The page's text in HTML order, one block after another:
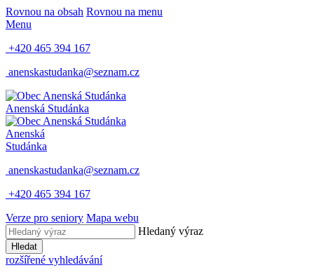
Rovnou na obsah Rovnou na menu
Menu
+420 465 394 167
anenskastudanka@seznam.cz
Anenská Studánka
Anenská
Studánka
anenskastudanka@seznam.cz
+420 465 394 167
Verze pro seniory Mapa webu
Hledaný výraz
Hledat
rozšířené vyhledávání